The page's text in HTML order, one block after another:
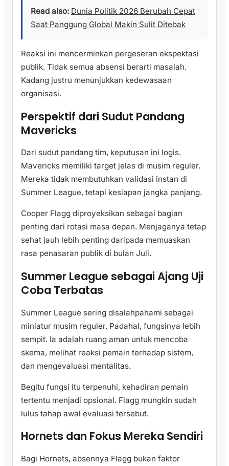
Read also: Dunia Politik 2026 Berubah Cepat
Saat Panggung Global Makin Sulit Ditebak
Reaksi ini mencerminkan pergeseran ekspektasi
publik. Tidak semua absensi berarti masalah.
Kadang justru menunjukkan kedewasaan
organisasi.
Perspektif dari Sudut Pandang
Mavericks
Dari sudut pandang tim, keputusan ini logis.
Mavericks memiliki target jelas di musim reguler.
Mereka tidak membutuhkan validasi instan di
Summer League, tetapi kesiapan jangka panjang.
Cooper Flagg diproyeksikan sebagai bagian
penting dari rotasi masa depan. Menjaganya tetap
sehat jauh lebih penting daripada memuaskan
rasa penasaran publik di bulan Juli.
Summer League sebagai Ajang Uji
Coba Terbatas
Summer League sering disalahpahami sebagai
miniatur musim reguler. Padahal, fungsinya lebih
sempit. Ia adalah ruang aman untuk mencoba
skema, melihat reaksi pemain terhadap sistem,
dan mengevaluasi mentalitas.
Begitu fungsi itu terpenuhi, kehadiran pemain
tertentu menjadi opsional. Flagg mungkin sudah
lulus tahap awal evaluasi tersebut.
Hornets dan Fokus Mereka Sendiri
Bagi Hornets, absennya Flagg bukan faktor